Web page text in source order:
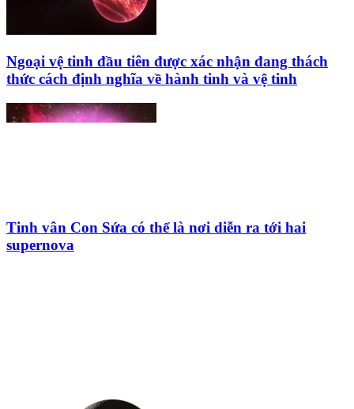
Ngoại vệ tinh đầu tiên được xác nhận đang thách
thức cách định nghĩa về hành tinh và vệ tinh
Tinh vân Con Sứa có thể là nơi diễn ra tới hai
supernova